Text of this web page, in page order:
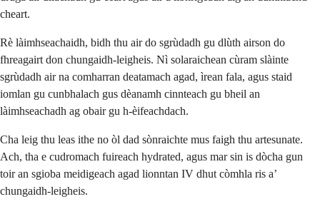
cheart.
Rè làimhseachaidh, bidh thu air do sgrùdadh gu dlùth airson do
fhreagairt don chungaidh-leigheis. Nì solaraichean cùram slàinte
sgrùdadh air na comharran deatamach agad, ìrean fala, agus staid
iomlan gu cunbhalach gus dèanamh cinnteach gu bheil an
làimhseachadh ag obair gu h-èifeachdach.
Cha leig thu leas ithe no òl dad sònraichte mus faigh thu artesunate.
Ach, tha e cudromach fuireach hydrated, agus mar sin is dòcha gun
toir an sgioba meidigeach agad lionntan IV dhut còmhla ris a’
chungaidh-leigheis.